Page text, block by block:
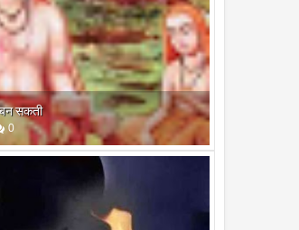
गया दान और पुजा पाठ होगा और भी
0